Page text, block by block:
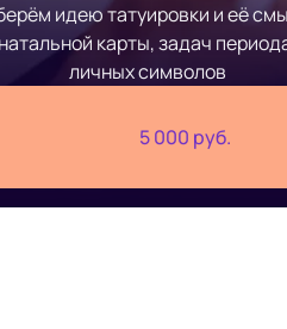
идею татуировки и её
карты, задач
личных символов
5 000 руб.